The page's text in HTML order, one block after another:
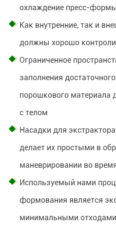
охлаждение пресс-
Как внутренние, так и
должны хорошо
Ограниченное
заполнения
порошкового материала
с телом
Насадки для
делает их простыми в
маневрировании во
Используемый нами
формования является
минимальными